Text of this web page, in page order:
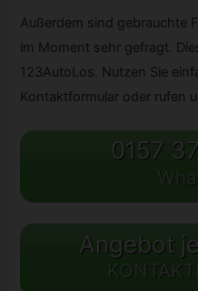
Außerdem sind gebrauchte
im Moment sehr gefragt.
123AutoLos. Nutzen Sie
Kontaktformular oder rufen
0157
Angebot